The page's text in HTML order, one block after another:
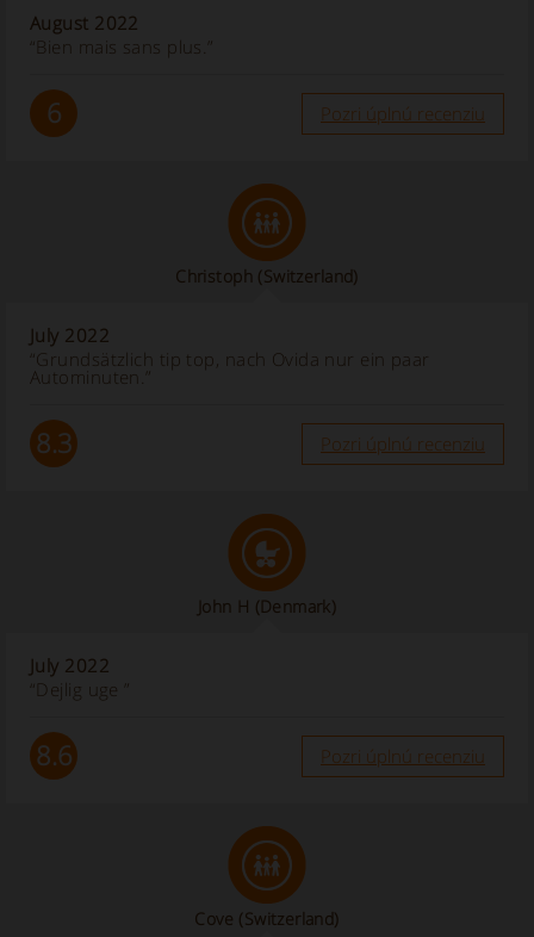
August 2022
“Bien mais sans plus.”
6 Pozri úplnú recenziu
Christoph (Switzerland)
July 2022
“Grundsätzlich tip top, nach Ovida nur ein paar
Autominuten.”
8.3 Pozri úplnú recenziu
John H (Denmark)
July 2022
“Dejlig uge ”
8.6 Pozri úplnú recenziu
Cove (Switzerland)